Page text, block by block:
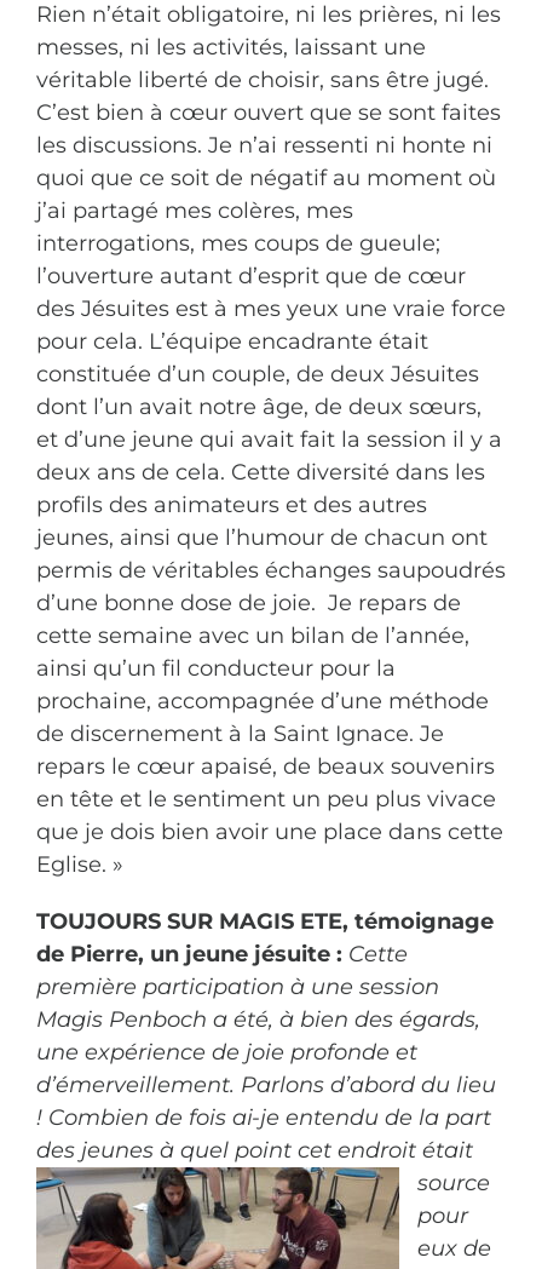
Rien n’était obligatoire, ni les prières, ni les
messes, ni les activités, laissant une
véritable liberté de choisir, sans être jugé.
C’est bien à cœur ouvert que se sont faites
les discussions. Je n’ai ressenti ni honte ni
quoi que ce soit de négatif au moment où
j’ai partagé mes colères, mes
interrogations, mes coups de gueule;
l’ouverture autant d’esprit que de cœur
des Jésuites est à mes yeux une vraie force
pour cela. L’équipe encadrante était
constituée d’un couple, de deux Jésuites
dont l’un avait notre âge, de deux sœurs,
et d’une jeune qui avait fait la session il y a
deux ans de cela. Cette diversité dans les
profils des animateurs et des autres
jeunes, ainsi que l’humour de chacun ont
permis de véritables échanges saupoudrés
d’une bonne dose de joie. Je repars de
cette semaine avec un bilan de l’année,
ainsi qu’un fil conducteur pour la
prochaine, accompagnée d’une méthode
de discernement à la Saint Ignace. Je
repars le cœur apaisé, de beaux souvenirs
en tête et le sentiment un peu plus vivace
que je dois bien avoir une place dans cette
Eglise. »
TOUJOURS SUR MAGIS ETE, témoignage
de Pierre, un jeune jésuite : Cette
première participation à une session
Magis Penboch a été, à bien des égards,
une expérience de joie profonde et
d’émerveillement. Parlons d’abord du lieu
! Combien de fois ai-je entendu de la part
des jeunes à quel point cet endroit était
source
pour
eux de